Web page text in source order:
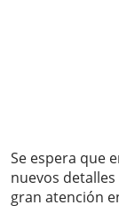
Se espera que
nuevos
gran atención